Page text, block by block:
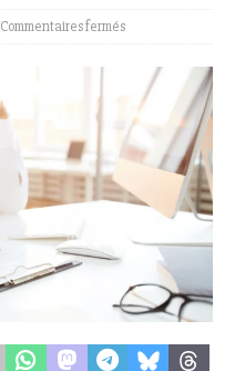
Commentaires fermés